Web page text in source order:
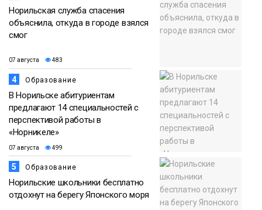
Норильская служба спасения
объяснила, откуда в городе взялся
смог
07 августа 483
4 Образование
В Норильске абитуриентам
предлагают 14 специальностей с
перспективой работы в
«Норникеле»
07 августа 499
5 Образование
Норильские школьники бесплатно
отдохнут на берегу Японского моря